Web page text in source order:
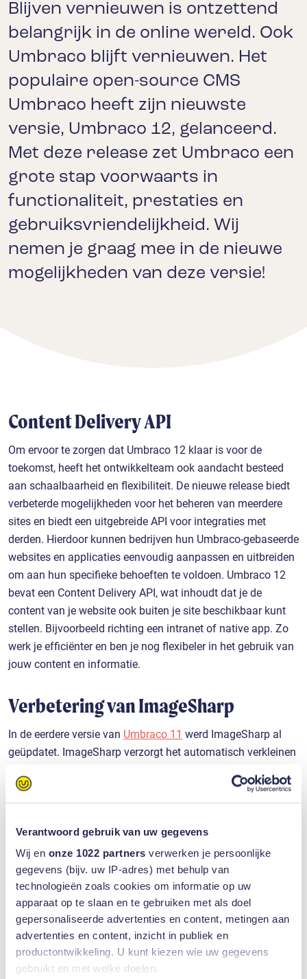
Verantwoord gebruik van uw gegevens
Wij en onze 1022 partners verwerken je persoonlijke
gegevens (bijv. uw IP-adres) met behulp van
technologieën zoals cookies om informatie op uw
apparaat op te slaan en te gebruiken met als doel
gepersonaliseerde advertenties en content, metingen aan
advertenties en content, inzicht in publiek en
productontwikkeling. U kunt kiezen wie uw gegevens
gebruikt en met welke doelen.
Blijven vernieuwen is ontzettend
belangrijk in de online wereld. Ook
Umbraco blijft vernieuwen. Het
populaire open-source CMS
Umbraco heeft zijn nieuwste
versie, Umbraco 12, gelanceerd.
Met deze release zet Umbraco een
grote stap voorwaarts in
functionaliteit, prestaties en
gebruiksvriendelijkheid. Wij
nemen je graag mee in de nieuwe
mogelijkheden van deze versie!
Content Delivery API
Om ervoor te zorgen dat Umbraco 12 klaar is voor de
toekomst, heeft het ontwikkelteam ook aandacht besteed
aan schaalbaarheid en flexibiliteit. De nieuwe release biedt
verbeterde mogelijkheden voor het beheren van meerdere
sites en biedt een uitgebreide API voor integraties met
derden. Hierdoor kunnen bedrijven hun Umbraco-gebaseerde
websites en applicaties eenvoudig aanpassen en uitbreiden
om aan hun specifieke behoeften te voldoen. Umbraco 12
bevat een Content Delivery API, wat inhoudt dat je de
content van je website ook buiten je site beschikbaar kunt
stellen. Bijvoorbeeld richting een intranet of native app. Zo
werk je efficiënter en ben je nog flexibeler in het gebruik van
jouw content en informatie.
Verbetering van ImageSharp
In de eerdere versie van Umbraco 11 werd ImageSharp al
geüpdatet. ImageSharp verzorgt het automatisch verkleinen
Umbraco minder afhankelijk van ImageSharp. ImageSharp
wordt namelijk als een apart pakketje met Umbraco
om onafhankelijk van de Umbraco versie te upgraden naar
toekomstige hoofdversies van ImageSharp.
ImageSharp 3, zoals de nieuwe versie heet, heeft
verschillende nieuwe mogelijkheden voor beeldbewerking.
Zo ondersteunt ImageSharp nu meer mogelijkheden in
verschillende typen afbeeldingen. Het hoogtepunt van de
update is echter de HMAC-beeldverwerking beveiliging. Deze